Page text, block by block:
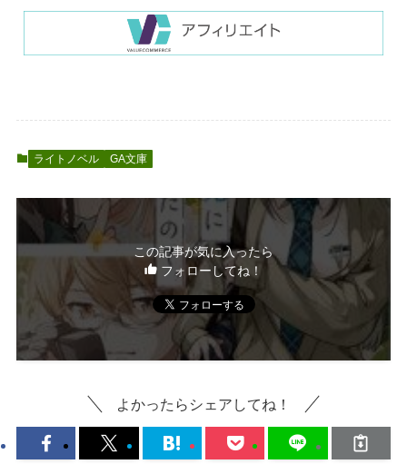
ライトノベル GA文庫
この記事が気に入ったら
フォローしてね！
よかったらシェアしてね！